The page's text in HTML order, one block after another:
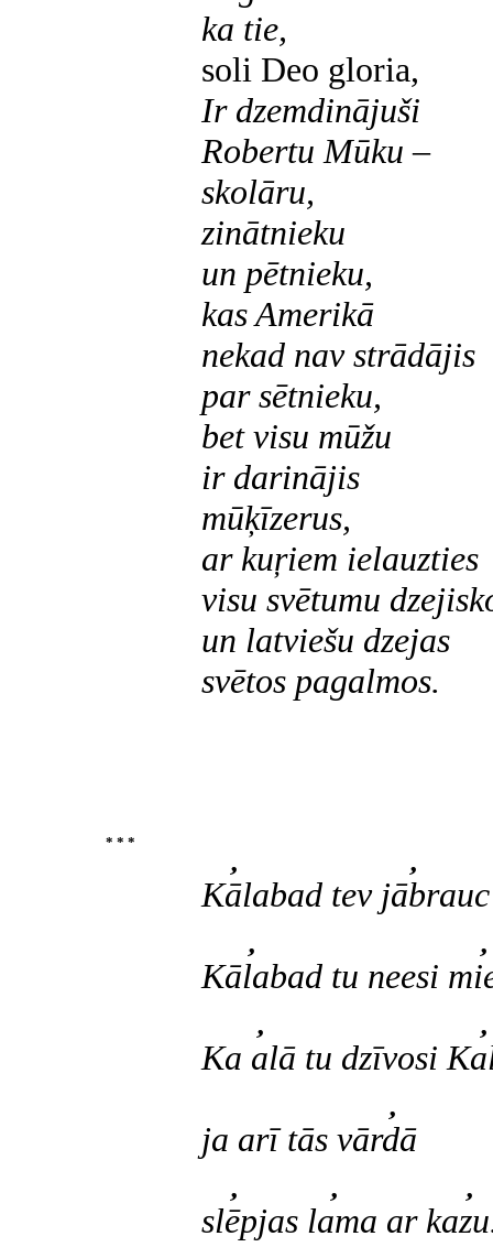
ka tie,
soli Deo gloria,
Ir dzemdinājuši
Robertu Mūku –
skolāru,
zinātnieku
un pētnieku,
kas Amerikā
nekad nav strādājis
par sētnieku,
bet visu mūžu
ir darinājis
mūķīzerus,
ar kuŗiem ielauzties
visu svētumu
un latviešu dzejas
svētos pagalmos.
* * *
Kālabad tev
Kālabad tu neesi
Ka alā tu dzīvosi
ja arī tās vārdā
slēpjas lama ar